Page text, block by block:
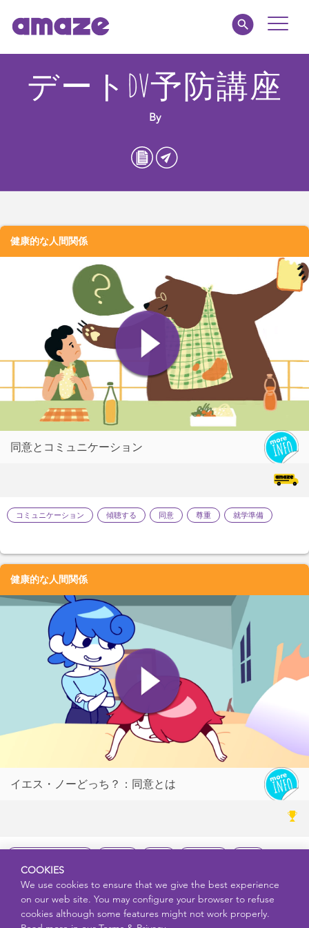
Toggle
amaze jr.
デートDV予防講座
By
健康的な人間関係
同意とコミュニケーション
コミュニケーション 傾聴する 同意 尊重 就学準備
健康的な人間関係
イエス・ノーどっち？：同意とは
拒絶
暴力
COOKIES
We use cookies to ensure that we give the best experience
on our web site. You may configure your browser to refuse
cookies although some features might not work properly.